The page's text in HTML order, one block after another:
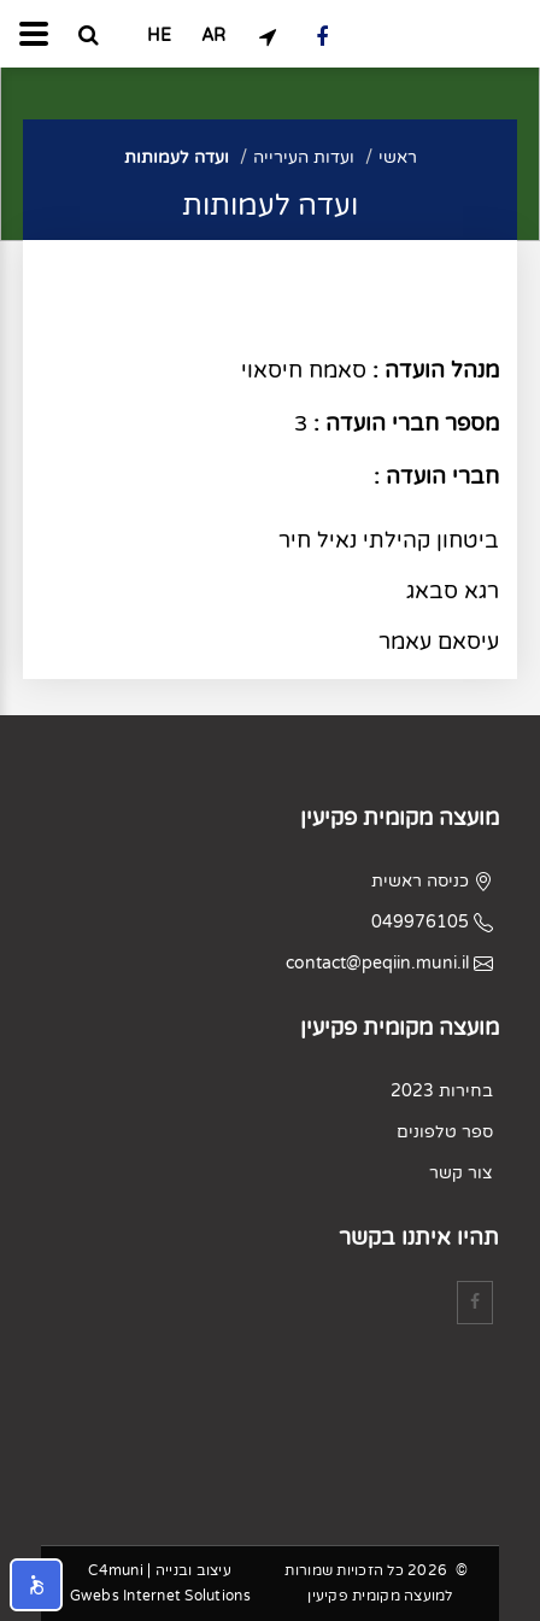
AR
HE
ראשי ועדות העירייה ועדה לעמותות
ועדה לעמותות
מנהל הועדה : סאמח חיסאוי
מספר חברי הועדה : 3
חברי הועדה :
ביטחון קהילתי נאיל חיר
רגא סבאג
עיסאם עאמר
מועצה מקומית פקיעין
כניסה ראשית
049976105
contact@peqiin.muni.il
מועצה מקומית פקיעין
בחירות 2023
ספר טלפונים
צור קשר
תהיו איתנו בקשר
©
2026 כל הזכויות שמורות
למועצה מקומית פקיעין
עיצוב ובנייה C4muni
Gwebs Internet Solutions